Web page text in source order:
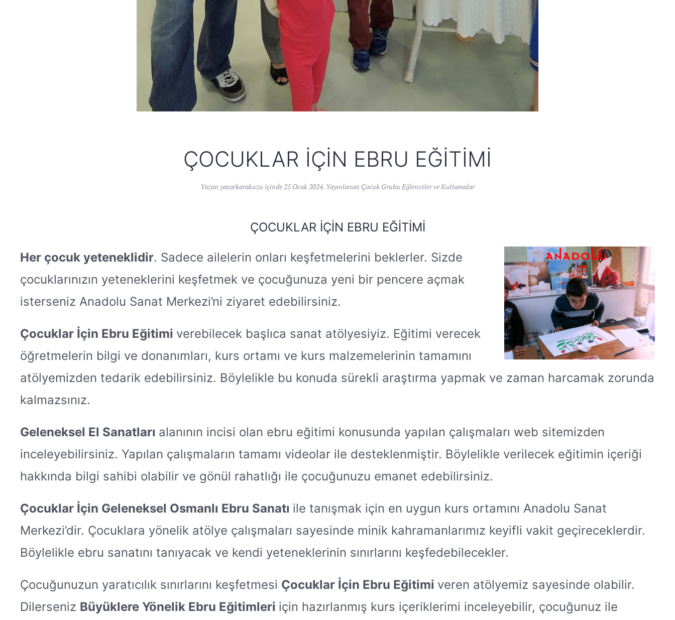
ÇOCUKLAR İÇIN EBRU EĞITIMI
Yazan yasarkarakuzu içinde25 Ocak 2024. Yayınlanan Çocuk Grubu Eğlenceler ve Kutlamalar
ÇOCUKLAR İÇIN EBRU EĞITIMI
Her çocuk yeteneklidir. Sadece ailelerin onları keşfetmelerini beklerler. Sizde
çocuklarınızın yeteneklerini keşfetmek ve çocuğunuza yeni bir pencere açmak
isterseniz Anadolu Sanat Merkezi’ni ziyaret edebilirsiniz.
Çocuklar İçin Ebru Eğitimi verebilecek başlıca sanat atölyesiyiz. Eğitimi verecek
öğretmelerin bilgi ve donanımları, kurs ortamı ve kurs malzemelerinin tamamını
atölyemizden tedarik edebilirsiniz. Böylelikle bu konuda sürekli araştırma yapmak ve zaman harcamak zorunda
kalmazsınız.
Geleneksel El Sanatları alanının incisi olan ebru eğitimi konusunda yapılan çalışmaları web sitemizden
inceleyebilirsiniz. Yapılan çalışmaların tamamı videolar ile desteklenmiştir. Böylelikle verilecek eğitimin içeriği
hakkında bilgi sahibi olabilir ve gönül rahatlığı ile çocuğunuzu emanet edebilirsiniz.
Çocuklar İçin Geleneksel Osmanlı Ebru Sanatı ile tanışmak için en uygun kurs ortamını Anadolu Sanat
Merkezi’dir. Çocuklara yönelik atölye çalışmaları sayesinde minik kahramanlarımız keyifli vakit geçireceklerdir.
Böylelikle ebru sanatını tanıyacak ve kendi yeteneklerinin sınırlarını keşfedebilecekler.
Çocuğunuzun yaratıcılık sınırlarını keşfetmesi Çocuklar İçin Ebru Eğitimi veren atölyemiz sayesinde olabilir.
Dilerseniz Büyüklere Yönelik Ebru Eğitimleri için hazırlanmış kurs içeriklerimi inceleyebilir, çocuğunuz ile